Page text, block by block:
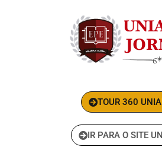
TOUR 360
IR PARA O SITE